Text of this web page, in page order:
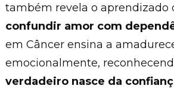
também revela o aprendizado
confundir amor com
em Câncer ensina a
emocionalmente,
verdadeiro nasce da